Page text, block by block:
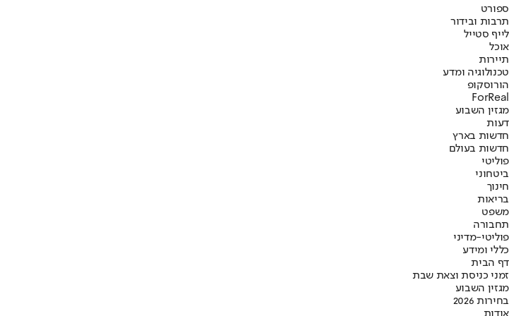
ספורט
תרבות ובידור
לייף סטייל
אוכל
תיירות
טכנולוגיה ומדע
הורוסקופ
ForReal
מגזין השבוע
דעות
חדשות בארץ
חדשות בעולם
פוליטי
ביטחוני
חינוך
בריאות
משפט
תחבורה
פוליטי-מדיני
כללי ומידע
דף הבית
זמני כניסת וצאת שבת
מגזין השבוע
בחירות 2026